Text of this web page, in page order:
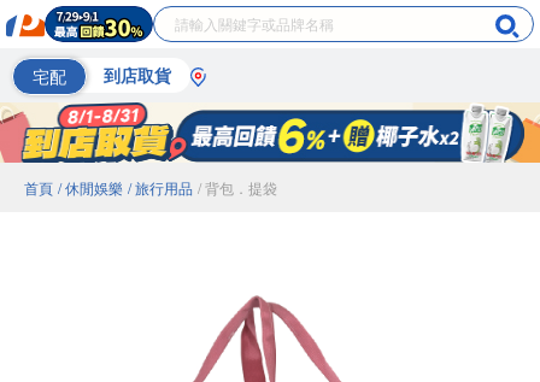
宅配 到店取貨
首頁 / 休閒娛樂 / 旅行用品 / 背包．提袋